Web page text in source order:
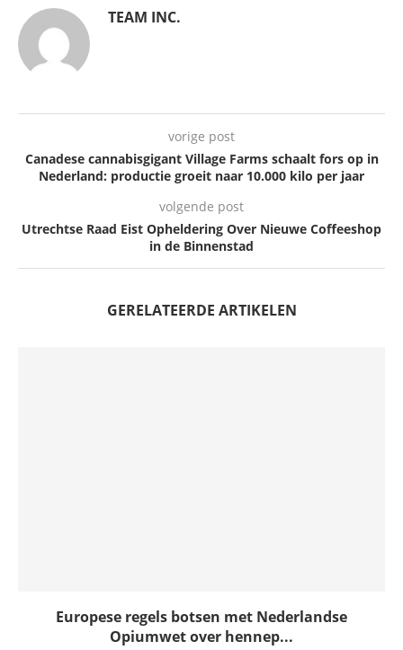
TEAM INC.
vorige post
Canadese cannabisgigant Village Farms schaalt fors op in
Nederland: productie groeit naar 10.000 kilo per jaar
volgende post
Utrechtse Raad Eist Opheldering Over Nieuwe Coffeeshop
in de Binnenstad
GERELATEERDE ARTIKELEN
Europese regels botsen met Nederlandse
Opiumwet over hennep...